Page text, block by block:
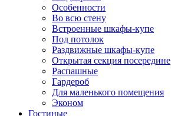
Особенности
Во всю стену
Встроенные шкафы-купе
Под потолок
Раздвижные шкафы-купе
Открытая секция посередине
Распашные
Гардероб
Для маленького помещения
Эконом
Гостиные